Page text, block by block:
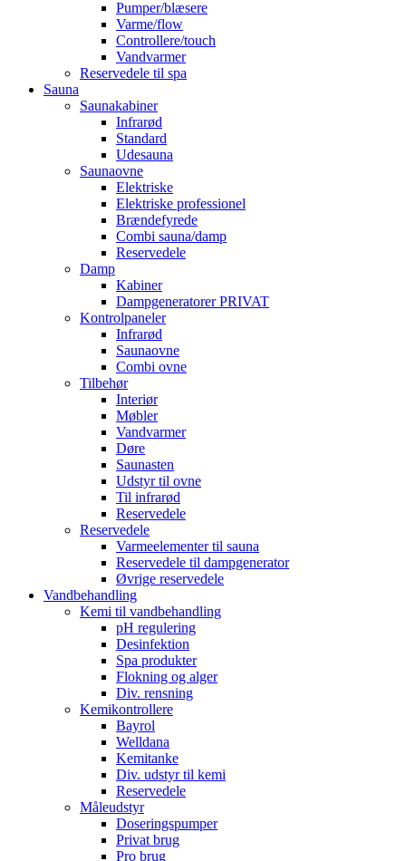
Pumper/blæsere
Varme/flow
Controllere/touch
Vandvarmer
Reservedele til spa
Sauna
Saunakabiner
Infrarød
Standard
Udesauna
Saunaovne
Elektriske
Elektriske professionel
Brændefyrede
Combi sauna/damp
Reservedele
Damp
Kabiner
Dampgeneratorer PRIVAT
Kontrolpaneler
Infrarød
Saunaovne
Combi ovne
Tilbehør
Interiør
Møbler
Vandvarmer
Døre
Saunasten
Udstyr til ovne
Til infrarød
Reservedele
Reservedele
Varmeelementer til sauna
Reservedele til dampgenerator
Øvrige reservedele
Vandbehandling
Kemi til vandbehandling
pH regulering
Desinfektion
Spa produkter
Flokning og alger
Div. rensning
Kemikontrollere
Bayrol
Welldana
Kemitanke
Div. udstyr til kemi
Reservedele
Måleudstyr
Doseringspumper
Privat brug
Pro brug